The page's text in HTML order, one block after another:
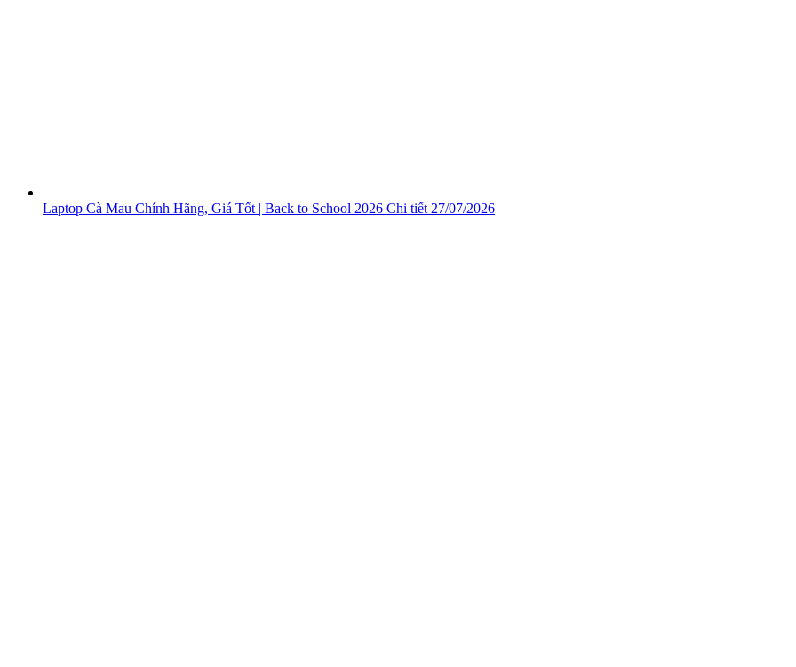
Laptop Cà Mau Chính Hãng, Giá Tốt | Back to School 2026 Chi tiết 27/07/2026